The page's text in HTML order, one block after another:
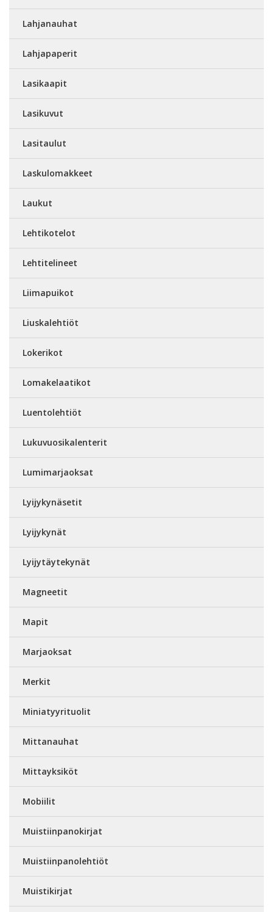
Lahjanauhat
Lahjapaperit
Lasikaapit
Lasikuvut
Lasitaulut
Laskulomakkeet
Laukut
Lehtikotelot
Lehtitelineet
Liimapuikot
Liuskalehtiöt
Lokerikot
Lomakelaatikot
Luentolehtiöt
Lukuvuosikalenterit
Lumimarjaoksat
Lyijykynäsetit
Lyijykynät
Lyijytäytekynät
Magneetit
Mapit
Marjaoksat
Merkit
Miniatyyrituolit
Mittanauhat
Mittayksiköt
Mobiilit
Muistiinpanokirjat
Muistiinpanolehtiöt
Muistikirjat